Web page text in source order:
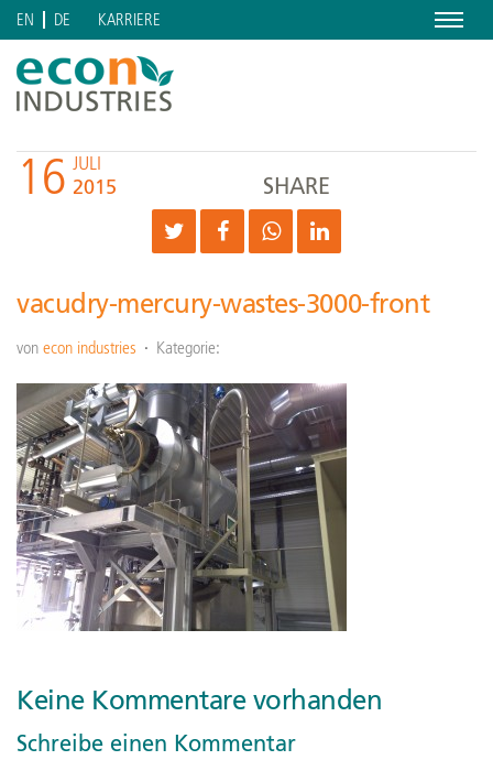
Menu
EN DE KARRIERE
16 JULI
2015 SHARE
vacudry-mercury-wastes-3000-front
von econ industries Kategorie:
Keine Kommentare vorhanden
Schreibe einen Kommentar